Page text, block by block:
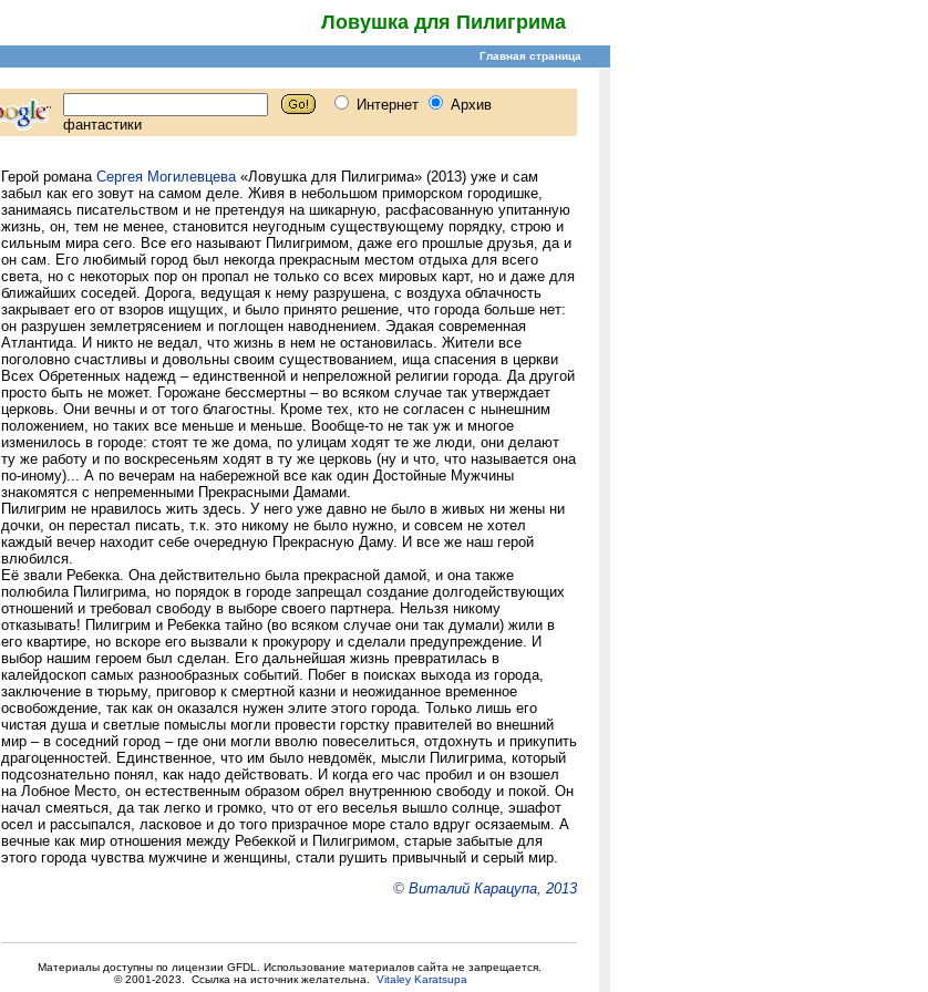
Ловушка для Пилигрима
Герой романа Сергея Могилевцева«Ловушка для Пилигрима» (2013) уже и сам
забыл как его зовут на самом деле. Живя в небольшом приморском городишке,
занимаясь писательством и не претендуя на шикарную, расфасованную упитанную
жизнь, он, тем не менее, становится неугодным существующему порядку, строю и
сильным мира сего. Все его называют Пилигримом, даже его прошлые друзья, да и
он сам. Его любимый город был некогда прекрасным местом отдыха для всего
света, но с некоторых пор он пропал не только со всех мировых карт, но и даже для
ближайших соседей. Дорога, ведущая к нему разрушена, с воздуха облачность
закрывает его от взоров ищущих, и было принято решение, что города больше нет:
он разрушен землетрясением и поглощен наводнением. Эдакая современная
Атлантида. И никто не ведал, что жизнь в нем не остановилась. Жители все
поголовно счастливы и довольны своим существованием, ища спасения в церкви
Всех Обретенных надежд – единственной и непреложной религии города. Да другой
просто быть не может. Горожане бессмертны – во всяком случае так утверждает
церковь. Они вечны и от того благостны. Кроме тех, кто не согласен с нынешним
положением, но таких все меньше и меньше. Вообще-то не так уж и многое
изменилось в городе: стоят те же дома, по улицам ходят те же люди, они делают
ту же работу и по воскресеньям ходят в ту же церковь (ну и что, что называется она
по-иному)... А по вечерам на набережной все как один Достойные Мужчины
знакомятся с непременными Прекрасными Дамами.
Пилигрим не нравилось жить здесь. У него уже давно не было в живых ни жены ни
дочки, он перестал писать, т.к. это никому не было нужно, и совсем не хотел
каждый вечер находит себе очередную Прекрасную Даму. И все же наш герой
влюбился.
Её звали Ребекка. Она действительно была прекрасной дамой, и она также
полюбила Пилигрима, но порядок в городе запрещал создание долгодействующих
отношений и требовал свободу в выборе своего партнера. Нельзя никому
отказывать! Пилигрим и Ребекка тайно (во всяком случае они так думали) жили в
его квартире, но вскоре его вызвали к прокурору и сделали предупреждение. И
выбор нашим героем был сделан. Его дальнейшая жизнь превратилась в
калейдоскоп самых разнообразных событий. Побег в поисках выхода из города,
заключение в тюрьму, приговор к смертной казни и неожиданное временное
освобождение, так как он оказался нужен элите этого города. Только лишь его
чистая душа и светлые помыслы могли провести горстку правителей во внешний
мир – в соседний город – где они могли вволю повеселиться, отдохнуть и прикупить
драгоценностей. Единственное, что им было невдомёк, мысли Пилигрима, который
подсознательно понял, как надо действовать. И когда его час пробил и он взошел
на Лобное Место, он естественным образом обрел внутреннюю свободу и покой. Он
начал смеяться, да так легко и громко, что от его веселья вышло солнце, эшафот
осел и рассыпался, ласковое и до того призрачное море стало вдруг осязаемым. А
вечные как мир отношения между Ребеккой и Пилигримом, старые забытые для
этого города чувства мужчине и женщины, стали рушить привычный и серый мир.
© Виталий Карацупа, 2013